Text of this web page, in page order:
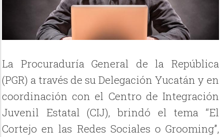
La Procuraduría General de la República
(PGR) a través de su Delegación Yucatán y en
coordinación con el Centro de Integración
Juvenil Estatal (CIJ), brindó el tema “El
Cortejo en las Redes Sociales o Grooming”,